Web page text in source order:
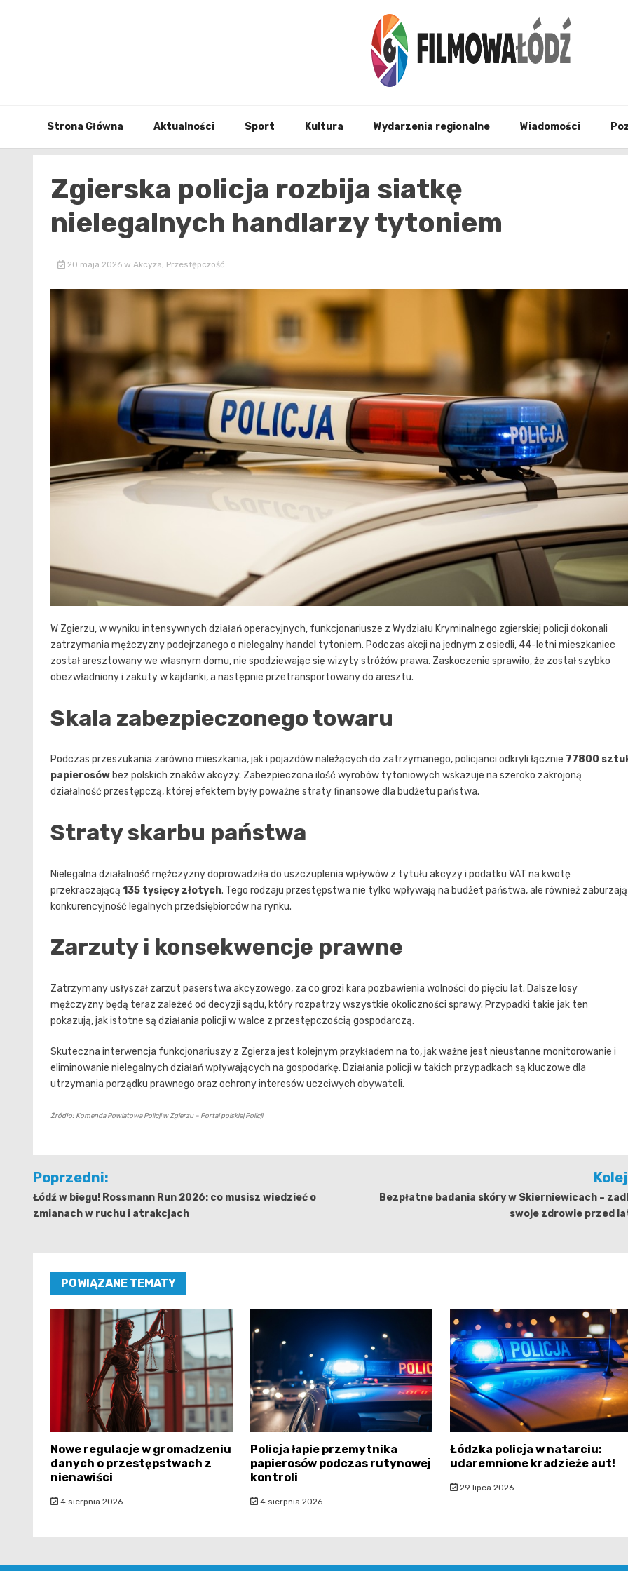
Strona Główna Aktualności Sport Kultura Wydarzenia regionalne Wiadomości
Zgierska policja rozbija siatkę
nielegalnych handlarzy tytoniem
20 maja 2026 w Akcyza, Przestępczość
W Zgierzu, w wyniku intensywnych działań operacyjnych, funkcjonariusze z Wydziału Kryminalnego zgierskiej policji dokonali
zatrzymania mężczyzny podejrzanego o nielegalny handel tytoniem. Podczas akcji na jednym z osiedli, 44-letni mieszkaniec
został aresztowany we własnym domu, nie spodziewając się wizyty stróżów prawa. Zaskoczenie sprawiło, że został szybko
obezwładniony i zakuty w kajdanki, a następnie przetransportowany do aresztu.
Skala zabezpieczonego towaru
Podczas przeszukania zarówno mieszkania, jak i pojazdów należących do zatrzymanego, policjanci odkryli łącznie 77800
papierosówbez polskich znaków akcyzy. Zabezpieczona ilość wyrobów tytoniowych wskazuje na szeroko zakrojoną
działalność przestępczą, której efektem były poważne straty finansowe dla budżetu państwa.
Straty skarbu państwa
Nielegalna działalność mężczyzny doprowadziła do uszczuplenia wpływów z tytułu akcyzy i podatku VAT na kwotę
przekraczającą 135 tysięcy złotych. Tego rodzaju przestępstwa nie tylko wpływają na budżet państwa, ale również zaburzają
konkurencyjność legalnych przedsiębiorców na rynku.
Zarzuty i konsekwencje prawne
Zatrzymany usłyszał zarzut paserstwa akcyzowego, za co grozi kara pozbawienia wolności do pięciu lat. Dalsze losy
mężczyzny będą teraz zależeć od decyzji sądu, który rozpatrzy wszystkie okoliczności sprawy. Przypadki takie jak ten
pokazują, jak istotne są działania policji w walce z przestępczością gospodarczą.
Skuteczna interwencja funkcjonariuszy z Zgierza jest kolejnym przykładem na to, jak ważne jest nieustanne monitorowanie i
eliminowanie nielegalnych działań wpływających na gospodarkę. Działania policji w takich przypadkach są kluczowe dla
utrzymania porządku prawnego oraz ochrony interesów uczciwych obywateli.
Źródło: Komenda Powiatowa Policji w Zgierzu – Portal polskiej Policji
Nawigacja
wpisu
Poprzedni:
Łódź w biegu! Rossmann Run 2026: co musisz wiedzieć o
zmianach w ruchu i atrakcjach
Bezpłatne badania skóry w Skierniewicach –
swoje zdrowie przed
POWIĄZANE TEMATY
Nowe regulacje w gromadzeniu
danych o przestępstwach z
nienawiści
4 sierpnia 2026
Policja łapie przemytnika
papierosów podczas rutynowej
kontroli
4 sierpnia 2026
Łódzka policja w natarciu:
udaremnione kradzieże aut!
29 lipca 2026